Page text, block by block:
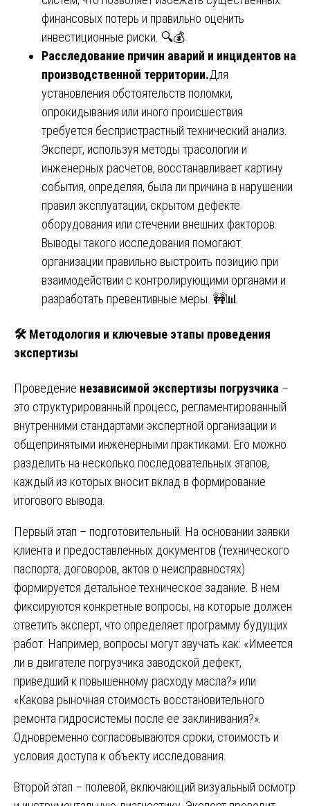
финансовых потерь и правильно оценить
инвестиционные риски. 🔍💰
Расследование причин аварий и инцидентов на
производственной территории.Для
установления обстоятельств поломки,
опрокидывания или иного происшествия
требуется беспристрастный технический анализ.
Эксперт, используя методы трасологии и
инженерных расчетов, восстанавливает картину
события, определяя, была ли причина в нарушении
правил эксплуатации, скрытом дефекте
оборудования или стечении внешних факторов.
Выводы такого исследования помогают
организации правильно выстроить позицию при
взаимодействии с контролирующими органами и
разработать превентивные меры. 🚧📊
🛠️ Методология и ключевые этапы проведения
экспертизы
Проведение независимой экспертизы погрузчика –
это структурированный процесс, регламентированный
внутренними стандартами экспертной организации и
общепринятыми инженерными практиками. Его можно
разделить на несколько последовательных этапов,
каждый из которых вносит вклад в формирование
итогового вывода.
Первый этап – подготовительный. На основании заявки
клиента и предоставленных документов (технического
паспорта, договоров, актов о неисправностях)
формируется детальное техническое задание. В нем
фиксируются конкретные вопросы, на которые должен
ответить эксперт, что определяет программу будущих
работ. Например, вопросы могут звучать как: «Имеется
ли в двигателе погрузчика заводской дефект,
приведший к повышенному расходу масла?» или
«Какова рыночная стоимость восстановительного
ремонта гидросистемы после ее заклинивания?».
Одновременно согласовываются сроки, стоимость и
условия доступа к объекту исследования.
Второй этап – полевой, включающий визуальный осмотр